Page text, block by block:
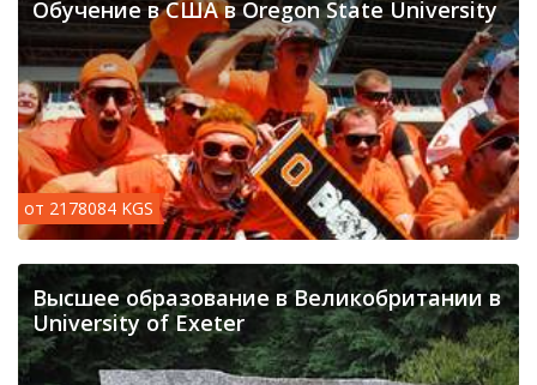
Обучение в США в Oregon State University
от 2178084 KGS
Высшее образование в Великобритании в
University of Exeter